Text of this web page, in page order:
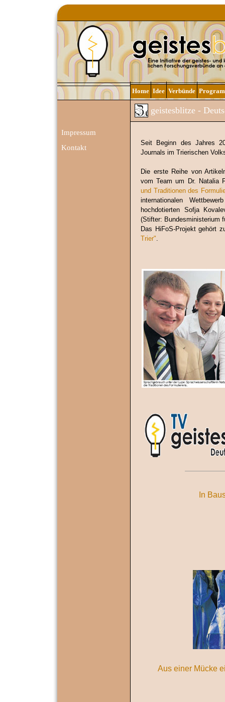
Home Idee Verbünde
Impressum
Kontakt
geistesblitze -
Seit Beginn des Jahres
Journals im Trierischen
Die erste Reihe von
vom Team um Dr. Natalia
und Traditionen des
internationalen
hochdotierten Sofja
(Stifter: Bundesministerium
Das HiFoS-Projekt gehört
Trier".
In
Aus einer Mücke